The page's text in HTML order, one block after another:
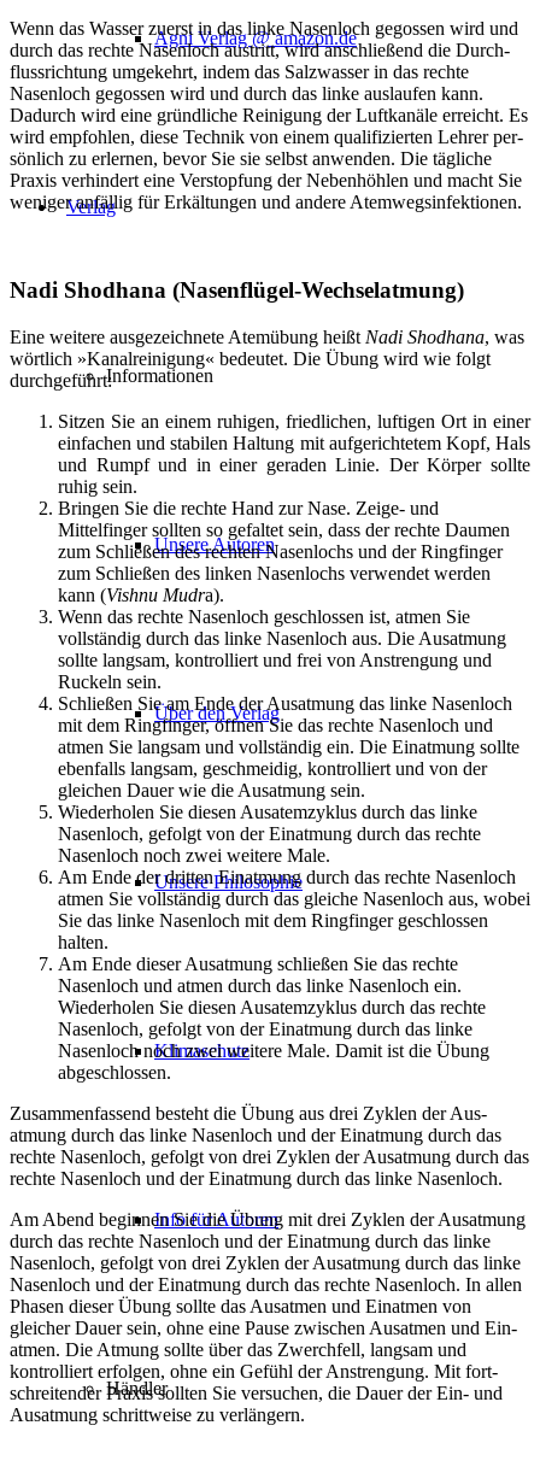
Agni Verlag @ amazon.de
Verlag
Informationen
Unsere Autoren
Über den Verlag
Unsere Philosophie
Klimaschutz
Info für Autoren
Händler
Wenn das Wasser zuerst in das linke Nasenloch gegossen wird und
durch das rechte Nasenloch austritt, wird anschließend die Durch­
flussrichtung umgekehrt, indem das Salzwasser in das rechte
Nasenloch gegossen wird und durch das linke auslaufen kann.
Dadurch wird eine gründliche Reinigung der Luftkanäle erreicht. Es
wird empfohlen, diese Technik von einem qualifizierten Lehrer per­
sönlich zu erlernen, bevor Sie sie selbst anwenden. Die tägliche
Praxis verhindert eine Verstopfung der Nebenhöhlen und macht Sie
weniger anfällig für Erkältungen und andere Atemwegsinfektionen.
Nadi Shodhana (Nasenflügel-Wechselatmung)
Eine weitere ausgezeichnete Atemübung heißt Nadi Shodhana, was
wörtlich »Kanalreinigung« bedeutet. Die Übung wird wie folgt
durchgeführt:
Sitzen Sie an einem ruhigen, friedlichen, luftigen Ort in einer
einfachen und stabilen Haltung mit aufge­rich­tetem Kopf, Hals
und Rumpf und in einer geraden Linie. Der Körper sollte
ruhig sein.
Bringen Sie die rechte Hand zur Nase. Zeige- und
Mittelfinger sollten so gefaltet sein, dass der rechte Dau­men
zum Schließen des rechten Nasenlochs und der Ringfinger
zum Schließen des linken Nasenlochs verwendet werden
kann (Vishnu Mudra).
Wenn das rechte Nasenloch geschlossen ist, atmen Sie
vollständig durch das linke Nasenloch aus. Die Aus­at­mung
sollte langsam, kontrolliert und frei von An­strengung und
Ruckeln sein.
Schließen Sie am Ende der Ausatmung das linke Nasenloch
mit dem Ringfinger, öffnen Sie das rechte Nasenloch und
atmen Sie langsam und vollständig ein. Die Einatmung sollte
ebenfalls langsam, geschmeidig, kontrolliert und von der
gleichen Dauer wie die Aus­atmung sein.
Wiederholen Sie diesen Ausatemzyklus durch das linke
Nasenloch, gefolgt von der Einatmung durch das rechte
Nasenloch noch zwei weitere Male.
Am Ende der dritten Einatmung durch das rechte Nasenloch
atmen Sie vollständig durch das gleiche Nasenloch aus, wobei
Sie das linke Nasenloch mit dem Ringfinger geschlossen
halten.
Am Ende dieser Ausatmung schließen Sie das rechte
Nasenloch und atmen durch das linke Nasenloch ein.
Wiederholen Sie diesen Ausatemzyklus durch das rechte
Nasenloch, gefolgt von der Einatmung durch das linke
Nasenloch noch zwei weitere Male. Damit ist die Übung
abgeschlossen.
Zusammenfassend besteht die Übung aus drei Zyklen der Aus­
atmung durch das linke Nasenloch und der Einatmung durch das
rechte Nasenloch, gefolgt von drei Zyklen der Ausatmung durch das
rechte Nasenloch und der Einatmung durch das linke Nasenloch.
Am Abend beginnen Sie die Übung mit drei Zyklen der Aus­at­mung
durch das rechte Nasenloch und der Einatmung durch das linke
Nasenloch, gefolgt von drei Zyklen der Ausatmung durch das linke
Nasenloch und der Einatmung durch das rechte Nasenloch. In allen
Phasen dieser Übung sollte das Ausatmen und Einatmen von
gleicher Dauer sein, ohne eine Pause zwischen Ausatmen und Ein­
atmen. Die Atmung sollte über das Zwerchfell, langsam und
kontrolliert erfolgen, ohne ein Gefühl der Anstrengung. Mit fort­
schreitender Praxis sollten Sie versuchen, die Dauer der Ein- und
Ausatmung schrittweise zu verlängern.